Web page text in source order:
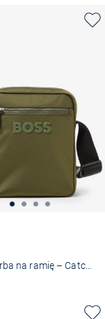
Męska torba na ramię – Catch 3.0